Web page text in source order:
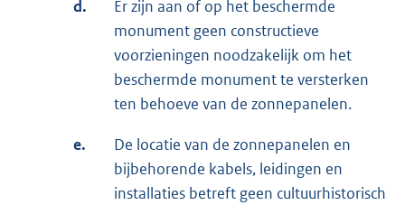
d.
Er zijn aan of op het beschermde
monument geen constructieve
voorzieningen noodzakelijk om het
beschermde monument te versterken
ten behoeve van de zonnepanelen.
e.
De locatie van de zonnepanelen en
bijbehorende kabels, leidingen en
installaties betreft geen cultuurhistorisch